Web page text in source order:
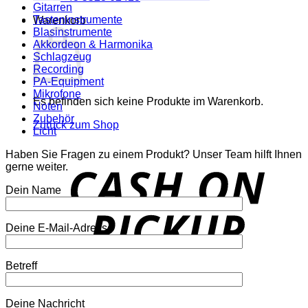
Warenkorb
Es befinden sich keine Produkte im Warenkorb.
Zurück zum Shop
Gitarren
Tasteninstrumente
Blasinstrumente
Akkordeon & Harmonika
Schlagzeug
Recording
PA-Equipment
Mikrofone
Noten
Zubehör
Licht
Haben Sie Fragen zu einem Produkt? Unser Team hilft Ihnen
gerne weiter.
Dein Name
Deine E-Mail-Adresse
Betreff
Deine Nachricht